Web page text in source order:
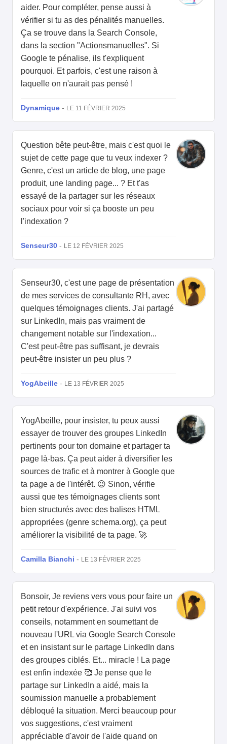
aider. Pour compléter, pense aussi à
vérifier si tu as des pénalités manuelles.
Ça se trouve dans la Search Console,
dans la section "Actionsmanuelles". Si
Google te pénalise, ils t'expliquent
pourquoi. Et parfois, c'est une raison à
laquelle on n'aurait pas pensé !
Dynamique - LE 11 FÉVRIER 2025
Question bête peut-être, mais c'est quoi le
sujet de cette page que tu veux indexer ?
Genre, c'est un article de blog, une page
produit, une landing page... ? Et t'as
essayé de la partager sur les réseaux
sociaux pour voir si ça booste un peu
l'indexation ?
Senseur30 - LE 12 FÉVRIER 2025
Senseur30, c'est une page de présentation
de mes services de consultante RH, avec
quelques témoignages clients. J'ai partagé
sur LinkedIn, mais pas vraiment de
changement notable sur l'indexation...
C'est peut-être pas suffisant, je devrais
peut-être insister un peu plus ?
YogAbeille - LE 13 FÉVRIER 2025
YogAbeille, pour insister, tu peux aussi
essayer de trouver des groupes LinkedIn
pertinents pour ton domaine et partager ta
page là-bas. Ça peut aider à diversifier les
sources de trafic et à montrer à Google que
ta page a de l'intérêt. 😉 Sinon, vérifie
aussi que tes témoignages clients sont
bien structurés avec des balises HTML
appropriées (genre schema.org), ça peut
améliorer la visibilité de ta page. 🚀
Camilla Bianchi - LE 13 FÉVRIER 2025
Bonsoir, Je reviens vers vous pour faire un
petit retour d'expérience. J'ai suivi vos
conseils, notamment en soumettant de
nouveau l'URL via Google Search Console
et en insistant sur le partage LinkedIn dans
des groupes ciblés. Et... miracle ! La page
est enfin indexée 🥰 Je pense que le
partage sur LinkedIn a aidé, mais la
soumission manuelle a probablement
débloqué la situation. Merci beaucoup pour
vos suggestions, c'est vraiment
appréciable d'avoir de l'aide quand on